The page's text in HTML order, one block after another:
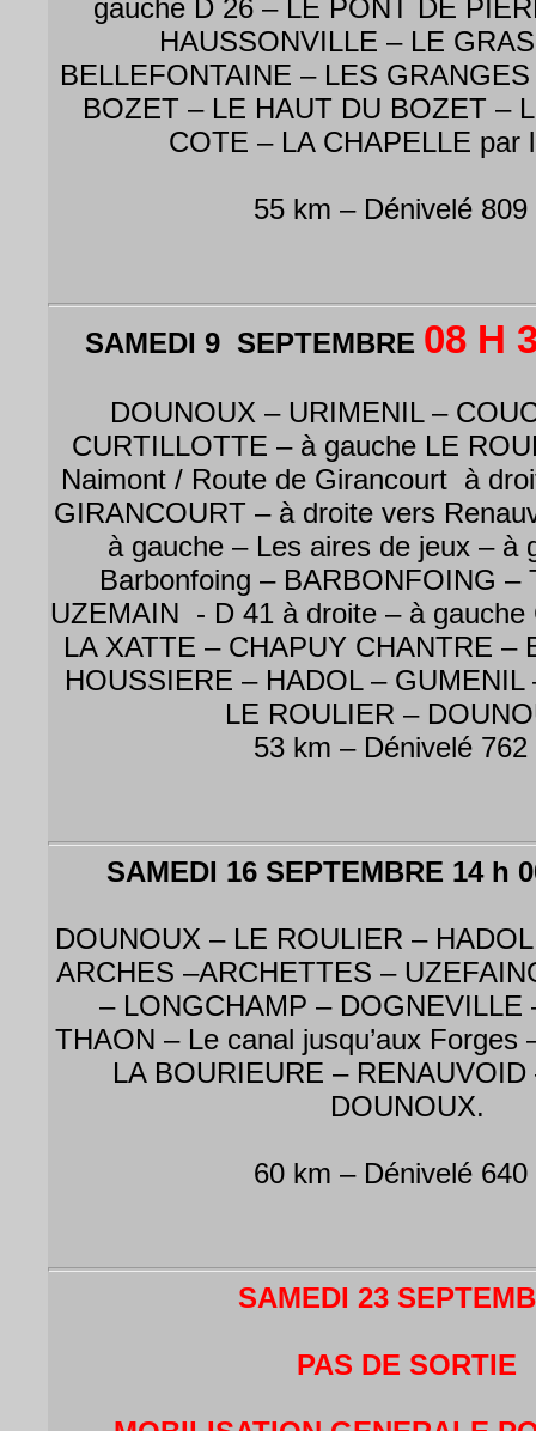
gauche D 26 – LE PONT DE
HAUSSONVILLE – LE
BELLEFONTAINE – LES
BOZET – LE HAUT DU BOZET –
COTE – LA CHAPELLE par
55 km – Dénivelé 809
SAMEDI 9 SEPTEMBRE 08 H
DOUNOUX – URIMENIL –
CURTILLOTTE – à gauche LE
Naimont / Route de Girancourt à
GIRANCOURT – à droite vers
à gauche – Les aires de jeux – à
Barbonfoing – BARBONFOING –
UZEMAIN - D 41 à droite – à gauche
LA XATTE – CHAPUY CHANTRE –
HOUSSIERE – HADOL – GUMENIL
LE ROULIER –
53 km – Dénivelé 762
SAMEDI 16 SEPTEMBRE 14 h
DOUNOUX – LE ROULIER –
ARCHES –ARCHETTES –
– LONGCHAMP – DOGNEVILLE
THAON – Le canal jusqu’aux Forges
LA BOURIEURE –
DOUNOUX.
60 km – Dénivelé 640
SAMEDI 23
PAS DE SORTIE